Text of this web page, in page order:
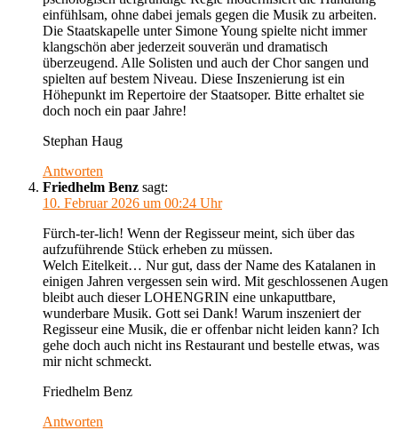
einfühlsam, ohne dabei jemals gegen die Musik zu arbeiten.
Die Staatskapelle unter Simone Young spielte nicht immer
klangschön aber jederzeit souverän und dramatisch
überzeugend. Alle Solisten und auch der Chor sangen und
spielten auf bestem Niveau. Diese Inszenierung ist ein
Höhepunkt im Repertoire der Staatsoper. Bitte erhaltet sie
doch noch ein paar Jahre!
Stephan Haug
Antworten
Friedhelm Benz sagt:
10. Februar 2026 um 00:24 Uhr
Fürch-ter-lich! Wenn der Regisseur meint, sich über das
aufzuführende Stück erheben zu müssen.
Welch Eitelkeit… Nur gut, dass der Name des Katalanen in
einigen Jahren vergessen sein wird. Mit geschlossenen Augen
bleibt auch dieser LOHENGRIN eine unkaputtbare,
wunderbare Musik. Gott sei Dank! Warum inszeniert der
Regisseur eine Musik, die er offenbar nicht leiden kann? Ich
gehe doch auch nicht ins Restaurant und bestelle etwas, was
mir nicht schmeckt.
Friedhelm Benz
Antworten